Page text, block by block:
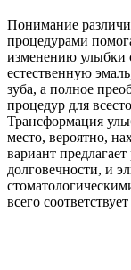
Понимание
процедурами
изменению улыбки
естественную
зуба, а полное
процедур для
Трансформация
место, вероятно,
вариант
долговечности, и
всего